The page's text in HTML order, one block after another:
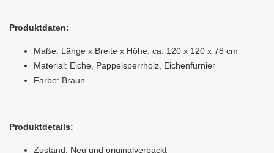
Produktdaten:
Maße: Länge x Breite x Höhe: ca. 120 x 120 x 78 cm
Material: Eiche, Pappelsperrholz, Eichenfurnier
Farbe: Braun
Produktdetails:
Zustand: Neu und originalverpackt